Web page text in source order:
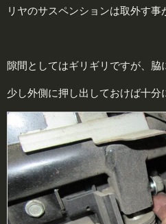
リヤのサスペンションは取外す事
隙間としてはギリギリですが、脇
少し外側に押し出しておけば十分